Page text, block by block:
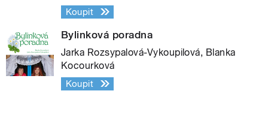
Koupit
Bylinková poradna
Jarka Rozsypalová-Vykoupilová, Blanka
Kocourková
Koupit